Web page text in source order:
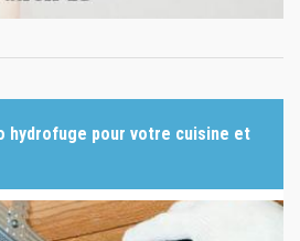
hydrofuge pour votre cuisine et